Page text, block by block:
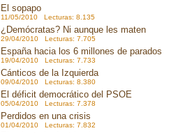
El sopapo
11/05/2010 Lecturas: 8.135
¿Demócratas? Ni aunque les maten
29/04/2010 Lecturas: 7.705
España hacia los 6 millones de parados
19/04/2010 Lecturas: 7.733
Cánticos de la Izquierda
09/04/2010 Lecturas: 8.380
El déficit democrático del PSOE
05/04/2010 Lecturas: 7.378
Perdidos en una crisis
01/04/2010 Lecturas: 7.832